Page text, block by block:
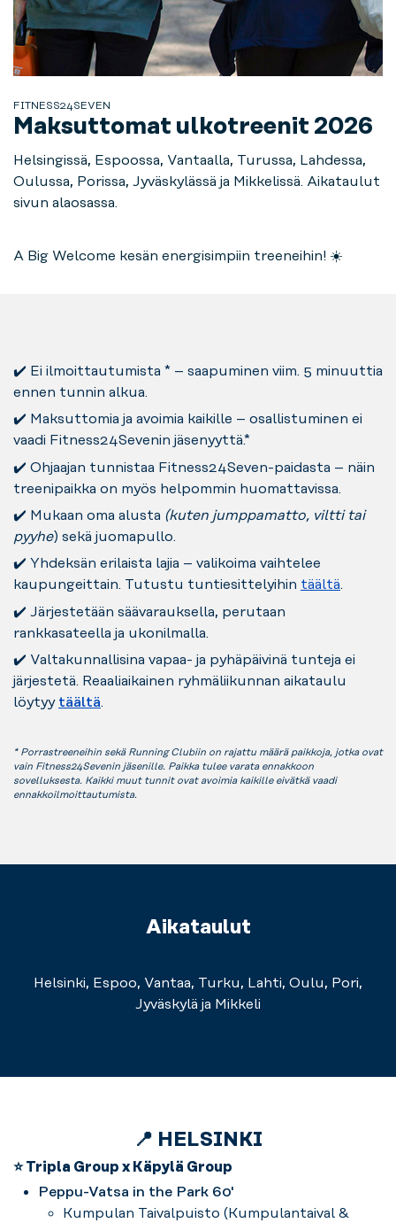
FITNESS24SEVEN
Maksuttomat ulkotreenit 2026
Helsingissä, Espoossa, Vantaalla, Turussa, Lahdessa,
Oulussa, Porissa, Jyväskylässä ja Mikkelissä. Aikataulut
sivun alaosassa.
A Big Welcome kesän energisimpiin treeneihin! ☀️
✔️ Ei ilmoittautumista * – saapuminen viim. 5 minuuttia
ennen tunnin alkua.
✔️ Maksuttomia ja avoimia kaikille – osallistuminen ei
vaadi Fitness24Sevenin jäsenyyttä.*
✔️ Ohjaajan tunnistaa Fitness24Seven-paidasta – näin
treenipaikka on myös helpommin huomattavissa.
✔️ Mukaan oma alusta (kuten jumppamatto, viltti tai
pyyhe) sekä juomapullo.
✔️ Yhdeksän erilaista lajia – valikoima vaihtelee
kaupungeittain. Tutustu tuntiesittelyihin täältä.
✔️ Järjestetään säävarauksella, perutaan
rankkasateella ja ukonilmalla.
✔️ Valtakunnallisina vapaa- ja pyhäpäivinä tunteja ei
järjestetä. Reaaliaikainen ryhmäliikunnan aikataulu
löytyy täältä.
* Porrastreeneihin sekä Running Clubiin on rajattu määrä paikkoja, jotka ovat
vain Fitness24Sevenin jäsenille. Paikka tulee varata ennakkoon
sovelluksesta. Kaikki muut tunnit ovat avoimia kaikille eivätkä vaadi
ennakkoilmoittautumista.
Aikataulut
Helsinki, Espoo, Vantaa, Turku, Lahti, Oulu, Pori,
Jyväskylä ja Mikkeli
📍 HELSINKI
⭐ Tripla Group x Käpylä Group
Peppu-Vatsa in the Park 60'
Kumpulan Taivalpuisto (Kumpulantaival &